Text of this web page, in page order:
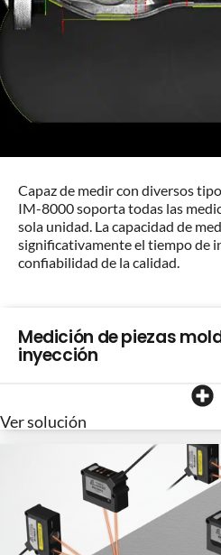
Capaz de medir con diversos
IM-8000 soporta todas las
sola unidad. La capacidad de
significativamente el tiempo de
confiabilidad de la calidad.
Medición de piezas
inyección
Ver solución